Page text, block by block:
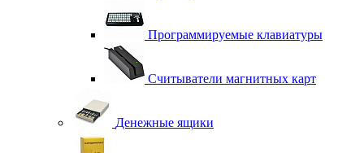
Программируемые клавиатуры
Считыватели магнитных карт
Денежные ящики